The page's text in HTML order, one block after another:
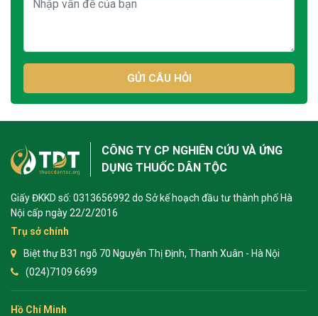
GỬI CÂU HỎI
CÔNG TY CP NGHIÊN CỨU VÀ ỨNG
DỤNG THUỐC DÂN TỘC
Giấy ĐKKD số: 0313656992 do Sở kế hoạch đầu tư thành phố Hà
Nội cấp ngày 22/2/2016
Trụ sở chính
Biệt thự B31 ngõ 70 Nguyễn Thị Định, Thanh Xuân - Hà Nội
(024)7109 6699
Hồ Chí Minh